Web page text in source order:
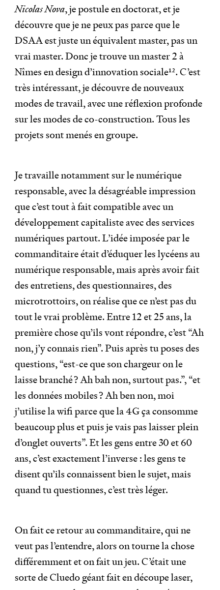
Nicolas Nova, je postule en doctorat, et je
découvre que je ne peux pas parce que le
DSAA est juste un équivalent master, pas un
vrai master. Donc je trouve un master 2 à
Nîmes en design d’innovation sociale12. C’est
très intéressant, je découvre de nouveaux
modes de travail, avec une réflexion profonde
sur les modes de co-construction. Tous les
projets sont menés en groupe.
Je travaille notamment sur le numérique
responsable, avec la désagréable impression
que c’est tout à fait compatible avec un
développement capitaliste avec des services
numériques partout. L’idée imposée par le
commanditaire était d’éduquer les lycéens au
numérique responsable, mais après avoir fait
des entretiens, des questionnaires, des
microtrottoirs, on réalise que ce n’est pas du
tout le vrai problème. Entre 12 et 25 ans, la
première chose qu’ils vont répondre, c’est “Ah
non, j’y connais rien”. Puis après tu poses des
questions, “est-ce que son chargeur on le
laisse branché ? Ah bah non, surtout pas.”, “et
les données mobiles ? Ah ben non, moi
j’utilise la wifi parce que la 4G ça consomme
beaucoup plus et puis je vais pas laisser plein
d’onglet ouverts”. Et les gens entre 30 et 60
ans, c’est exactement l’inverse : les gens te
disent qu’ils connaissent bien le sujet, mais
quand tu questionnes, c’est très léger.
On fait ce retour au commanditaire, qui ne
veut pas l’entendre, alors on tourne la chose
différemment et on fait un jeu. C’était une
sorte de Cluedo géant fait en découpe laser,